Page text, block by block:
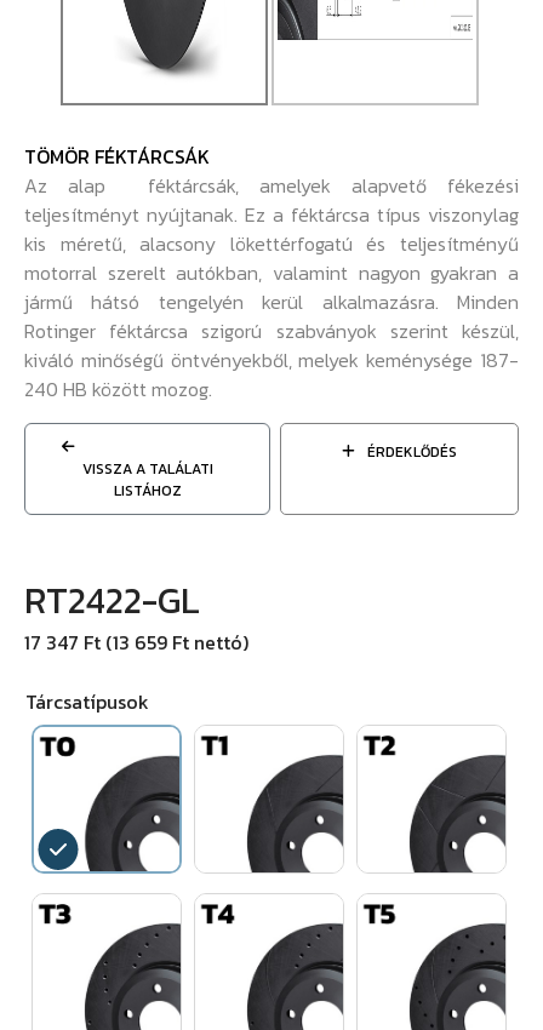
TÖMÖR FÉKTÁRCSÁK
Az alap féktárcsák, amelyek alapvető fékezési
teljesítményt nyújtanak. Ez a féktárcsa típus viszonylag
kis méretű, alacsony lökettérfogatú és teljesítményű
motorral szerelt autókban, valamint nagyon gyakran a
jármű hátsó tengelyén kerül alkalmazásra. Minden
Rotinger féktárcsa szigorú szabványok szerint készül,
kiváló minőségű öntvényekből, melyek keménysége 187-
240 HB között mozog.
VISSZA A TALÁLATI
LISTÁHOZ
ÉRDEKLŐDÉS
RT2422-GL
17 347 Ft (13 659 Ft nettó)
Tárcsatípusok